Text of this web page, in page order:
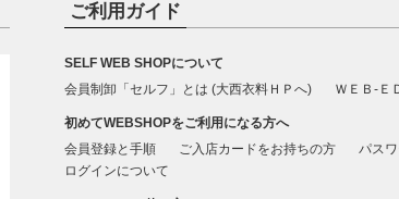
ご利用ガイド
SELF WEB SHOPについて
会員制卸「セルフ」とは (大西衣料ＨＰへ)
ＷＥＢ-Ｅ
初めてWEBSHOPをご利用になる方へ
会員登録と手順
ご入店カードをお持ちの方
パス
ログインについて